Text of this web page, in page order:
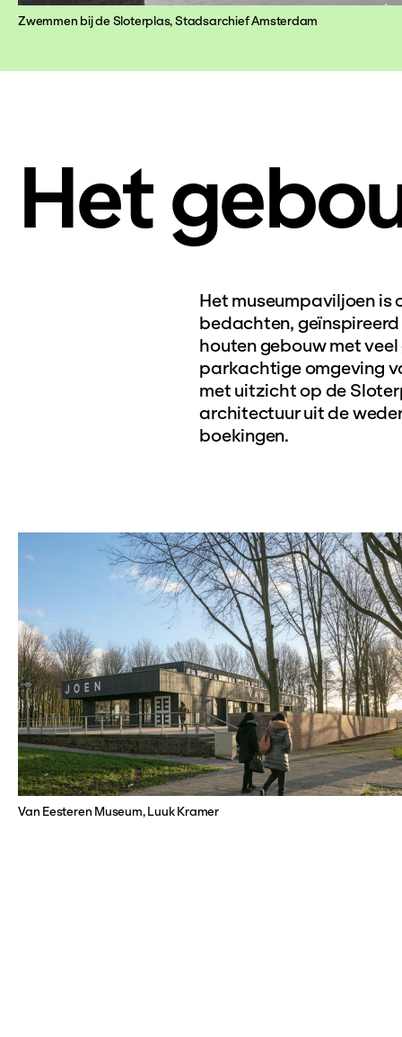
Zwemmen bij de Sloterplas, Stadsarchief Amsterdam
Het
Het museumpaviljoen
bedachten,
houten gebouw met
parkachtige omgeving
met uitzicht op de
architectuur uit de
boekingen.
Van Eesteren Museum, Luuk Kramer